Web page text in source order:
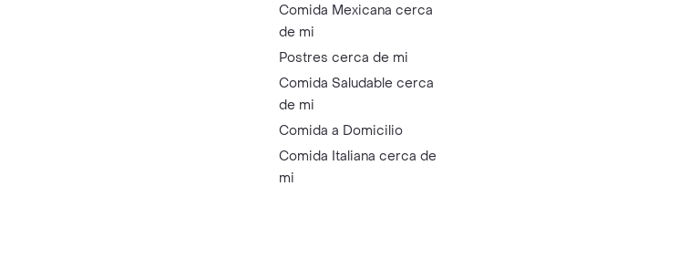
Comida Mexicana cerca
de mi
Postres cerca de mi
Comida Saludable cerca
de mi
Comida a Domicilio
Comida Italiana cerca de
mi